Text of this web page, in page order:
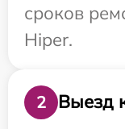
сроков
Hiper.
2
Выезд